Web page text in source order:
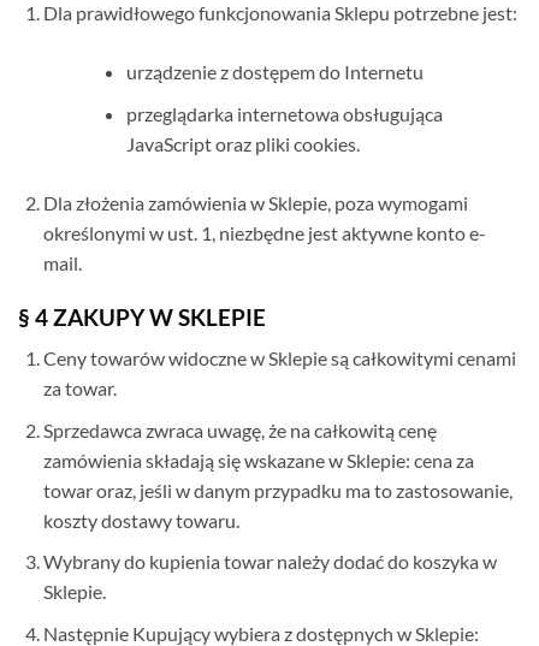
Dla prawidłowego funkcjonowania Sklepu potrzebne jest:
urządzenie z dostępem do Internetu
przeglądarka internetowa obsługująca
JavaScript oraz pliki cookies.
Dla złożenia zamówienia w Sklepie, poza wymogami
określonymi w ust. 1, niezbędne jest aktywne konto e-
mail.
§ 4 ZAKUPY W SKLEPIE
Ceny towarów widoczne w Sklepie są całkowitymi cenami
za towar.
Sprzedawca zwraca uwagę, że na całkowitą cenę
zamówienia składają się wskazane w Sklepie: cena za
towar oraz, jeśli w danym przypadku ma to zastosowanie,
koszty dostawy towaru.
Wybrany do kupienia towar należy dodać do koszyka w
Sklepie.
Następnie Kupujący wybiera z dostępnych w Sklepie: